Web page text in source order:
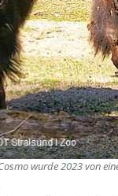
wurde 2023 von